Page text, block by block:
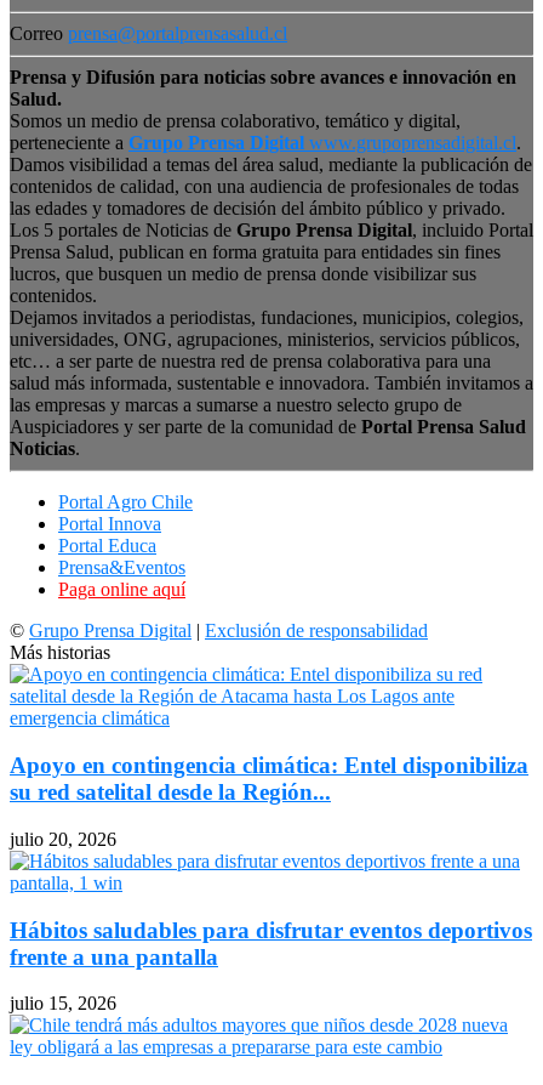
Correo prensa@portalprensasalud.cl
Prensa y Difusión para noticias sobre avances e innovación en
Salud.
Somos un medio de prensa colaborativo, temático y digital,
perteneciente a Grupo Prensa Digital www.grupoprensadigital.cl.
Damos visibilidad a temas del área salud, mediante la publicación de
contenidos de calidad, con una audiencia de profesionales de todas
las edades y tomadores de decisión del ámbito público y privado.
Los 5 portales de Noticias de Grupo Prensa Digital, incluido Portal
Prensa Salud, publican en forma gratuita para entidades sin fines
lucros, que busquen un medio de prensa donde visibilizar sus
contenidos.
Dejamos invitados a periodistas, fundaciones, municipios, colegios,
universidades, ONG, agrupaciones, ministerios, servicios públicos,
etc… a ser parte de nuestra red de prensa colaborativa para una
salud más informada, sustentable e innovadora. También invitamos a
las empresas y marcas a sumarse a nuestro selecto grupo de
Auspiciadores y ser parte de la comunidad de Portal Prensa Salud
Noticias.
Portal Agro Chile
Portal Innova
Portal Educa
Prensa&Eventos
Paga online aquí
© Grupo Prensa Digital | Exclusión de responsabilidad
Más historias
Apoyo en contingencia climática: Entel disponibiliza
su red satelital desde la Región...
julio 20, 2026
Hábitos saludables para disfrutar eventos deportivos
frente a una pantalla
julio 15, 2026